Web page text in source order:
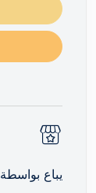
يباع بواسطة